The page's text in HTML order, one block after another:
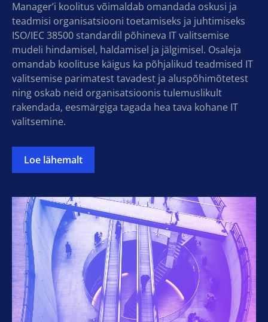
Manager’i koolitus võimaldab omandada oskusi ja
teadmisi organisatsiooni toetamiseks ja juhtimiseks
ISO/IEC 38500 standardil põhineva IT valitsemise
mudeli hindamisel, haldamisel ja jälgimisel. Osaleja
omandab koolituse käigus ka põhjalikud teadmised IT
valitsemise parimatest tavadest ja aluspõhimõtetest
ning oskab neid organisatsioonis tulemuslikult
rakendada, eesmärgiga tagada hea tava kohane IT
valitsemine.
Loe lähemalt